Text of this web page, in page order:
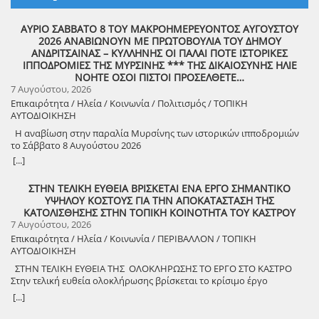
ΑΥΡΙΟ ΣΑΒΒΑΤΟ 8 ΤΟΥ ΜΑΚΡΟΗΜΕΡΕΥΟΝΤΟΣ ΑΥΓΟΥΣΤΟΥ
2026 ΑΝΑΒΙΩΝΟΥΝ ΜΕ ΠΡΩΤΟΒΟΥΛΙΑ ΤΟΥ ΔΗΜΟΥ
ΑΝΔΡΙΤΣΑΙΝΑΣ – ΚΥΛΛΗΝΗΣ ΟΙ ΠΑΛΑΙ ΠΟΤΕ ΙΣΤΟΡΙΚΕΣ
ΙΠΠΟΔΡΟΜΙΕΣ ΤΗΣ ΜΥΡΣΙΝΗΣ *** ΤΗΣ ΔΙΚΑΙΟΣΥΝΗΣ ΗΛΙΕ
ΝΟΗΤΕ ΟΣΟΙ ΠΙΣΤΟΙ ΠΡΟΣΕΛΘΕΤΕ…
7 Αυγούστου, 2026
Επικαιρότητα / Ηλεία / Κοινωνία / Πολιτισμός / ΤΟΠΙΚΗ
ΑΥΤΟΔΙΟΙΚΗΣΗ
Η αναβίωση στην παραλία Μυρσίνης των ιστορικών ιπποδρομιών
το Σάββατο 8 Αυγούστου 2026
[...]
ΣΤΗΝ ΤΕΛΙΚΗ ΕΥΘΕΙΑ ΒΡΙΣΚΕΤΑΙ ΕΝΑ ΕΡΓΟ ΣΗΜΑΝΤΙΚΟ
ΥΨΗΛΟΥ ΚΟΣΤΟΥΣ ΓΙΑ ΤΗΝ ΑΠΟΚΑΤΑΣΤΑΣΗ ΤΗΣ
ΚΑΤΟΛΙΣΘΗΣΗΣ ΣΤΗΝ ΤΟΠΙΚΗ ΚΟΙΝΟΤΗΤΑ ΤΟΥ ΚΑΣΤΡΟΥ
7 Αυγούστου, 2026
Επικαιρότητα / Ηλεία / Κοινωνία / ΠΕΡΙΒΑΛΛΟΝ / ΤΟΠΙΚΗ
ΑΥΤΟΔΙΟΙΚΗΣΗ
ΣΤΗΝ ΤΕΛΙΚΗ ΕΥΘΕΙΑ ΤΗΣ ΟΛΟΚΛΗΡΩΣΗΣ ΤΟ ΕΡΓΟ ΣΤΟ ΚΑΣΤΡΟ
Στην τελική ευθεία ολοκλήρωσης βρίσκεται το κρίσιμο έργο
αποκατάστασης της κατολίσθησης στην Τ.Κ. Κάστρου,
προϋπολογισμού 1,25 εκατομμυρίων ευρώ. Έπειτα από αυτοψία που
[...]